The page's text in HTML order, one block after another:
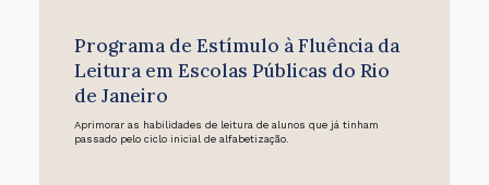
Programa de Estímulo à Fluência da
Leitura em Escolas Públicas do Rio
de Janeiro
Aprimorar as habilidades de leitura de alunos que já tinham
passado pelo ciclo inicial de alfabetização.